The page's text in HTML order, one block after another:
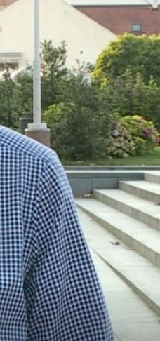
KLJUČNA PREKRETNICA
Oluja obilježena i na
je bio i dan nade za